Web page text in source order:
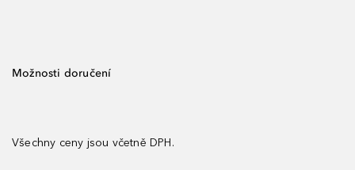
Možnosti doručení
Všechny ceny jsou včetně DPH.